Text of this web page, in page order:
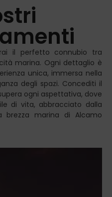
il perfetto connubio tra
marina. Ogni dettaglio è
unica, immersa nella
degli spazi. Concediti il
ogni aspettativa, dove
di vita, abbracciato dalla
brezza marina di Alcamo